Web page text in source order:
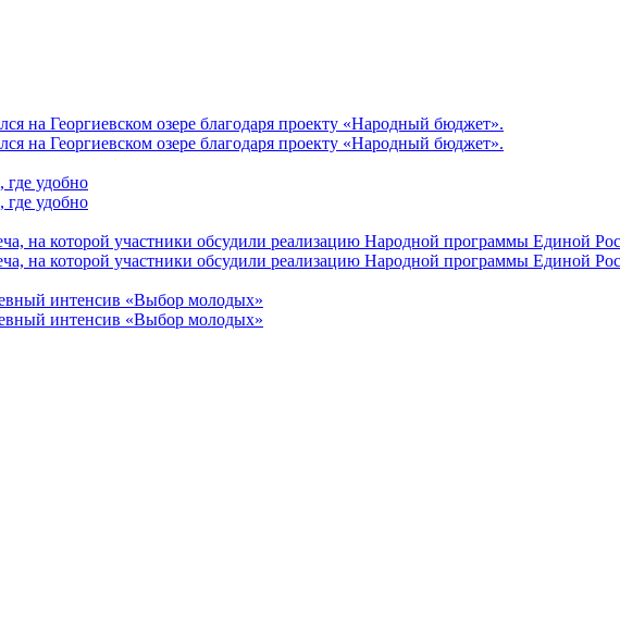
на Георгиевском озере благодаря проекту «Народный бюджет».
на Георгиевском озере благодаря проекту «Народный бюджет».
где удобно
где удобно
на которой участники обсудили реализацию Народной программы Единой
на которой участники обсудили реализацию Народной программы Единой
интенсив «Выбор молодых»
интенсив «Выбор молодых»